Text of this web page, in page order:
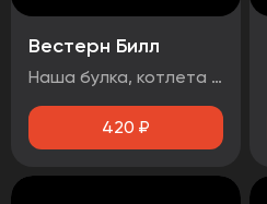
Вестерн Билл
Наша булка, котлета говяжья, луковые кольца, огурец маринованный, бекон, сыр чеддер, соус барбекю.
420 ₽